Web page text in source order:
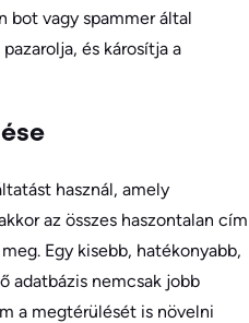
bot vagy spammer által
és károsítja a
használ, amely
az összes haszontalan cím
Egy kisebb, hatékonyabb,
adatbázis nemcsak jobb
a megtérülését is növelni